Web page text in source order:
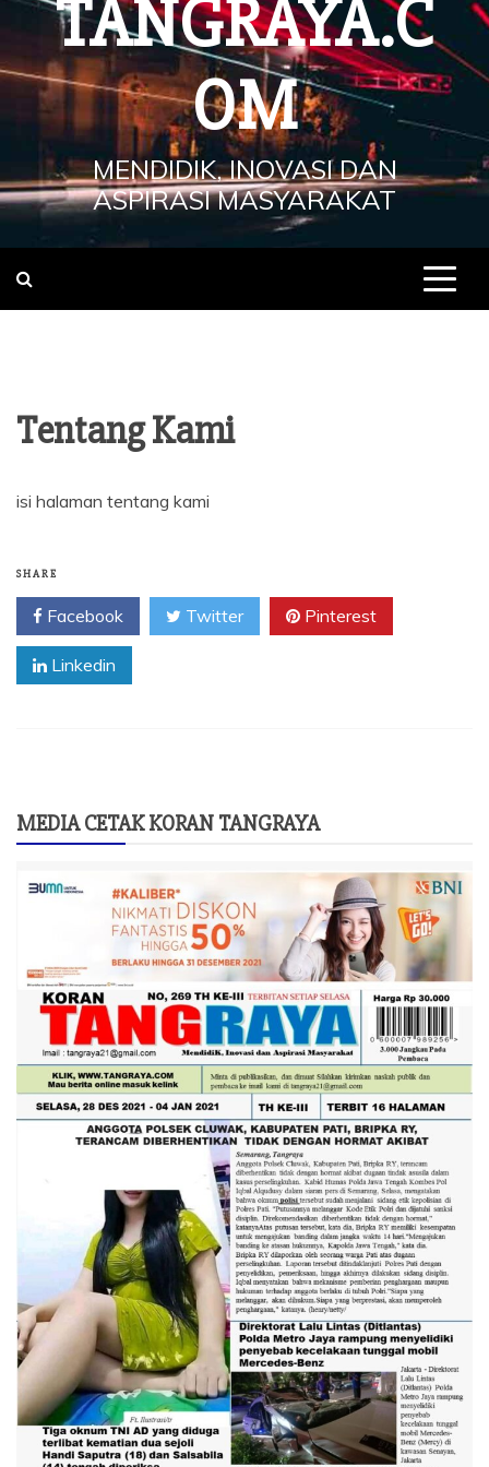
TANGRAYA.C
OM
MENDIDIK, INOVASI DAN
ASPIRASI MASYARAKAT
Tentang Kami
isi halaman tentang kami
SHARE
Facebook Twitter Pinterest
Linkedin
MEDIA CETAK KORAN TANGRAYA